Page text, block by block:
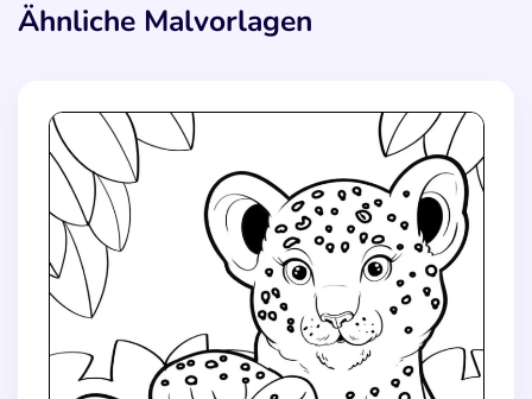
Ähnliche Malvorlagen